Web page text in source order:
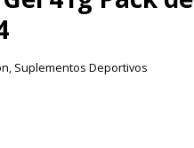
, Suplementos Deportivos